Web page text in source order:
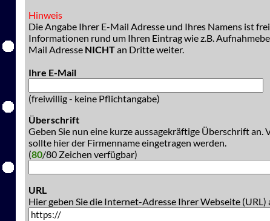
Hinweis
Die Angabe Ihrer E-Mail Adresse und Ihres Namens ist
Informationen rund um Ihren Eintrag wie z.B.
Mail Adresse NICHTan Dritte weiter.
Ihre E-Mail
(freiwillig - keine Pflichtangabe)
Überschrift
Geben Sie nun eine kurze aussagekräftige Überschrift
sollte hier der Firmenname eingetragen werden.
(80/80 Zeichen verfügbar)
URL
Hier geben Sie die Internet-Adresse Ihrer Webseite